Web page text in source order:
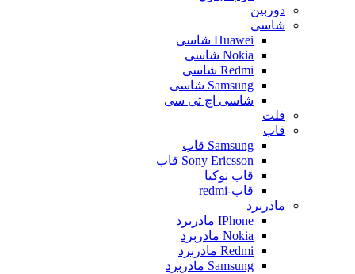
دوربین
شاسی
Huawei شاسی
Nokia شاسی
Redmi شاسی
Samsung شاسی
شاسی اچ تی سی
فلت
قاب
Samsung قاب
Sony Ericsson قاب
قاب نوکیا
قاب-redmi
مادربرد
IPhone مادربرد
Nokia مادربرد
Redmi مادربرد
Samsung مادربرد